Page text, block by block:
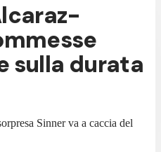
sulla durata
Sinner va a caccia del